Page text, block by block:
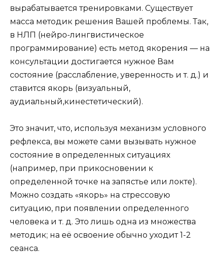
вырабатывается тренировками. Существует
масса методик решения Вашей проблемы. Так,
в НЛП (нейро-лингвистическое
программирование) есть метод якорения — на
консультации достигается нужное Вам
состояние (расслабление, уверенность и т. д.) и
ставится якорь (визуальный,
аудиальный,кинестетический).
Это значит, что, используя механизм условного
рефлекса, вы можете сами вызывать нужное
состояние в определенных ситуациях
(например, при прикосновении к
определенной точке на запястье или локте).
Можно создать «якорь» на стрессовую
ситуацию, при появлении определенного
человека и т. д. Это лишь одна из множества
методик; на её освоение обычно уходит 1-2
сеанса.